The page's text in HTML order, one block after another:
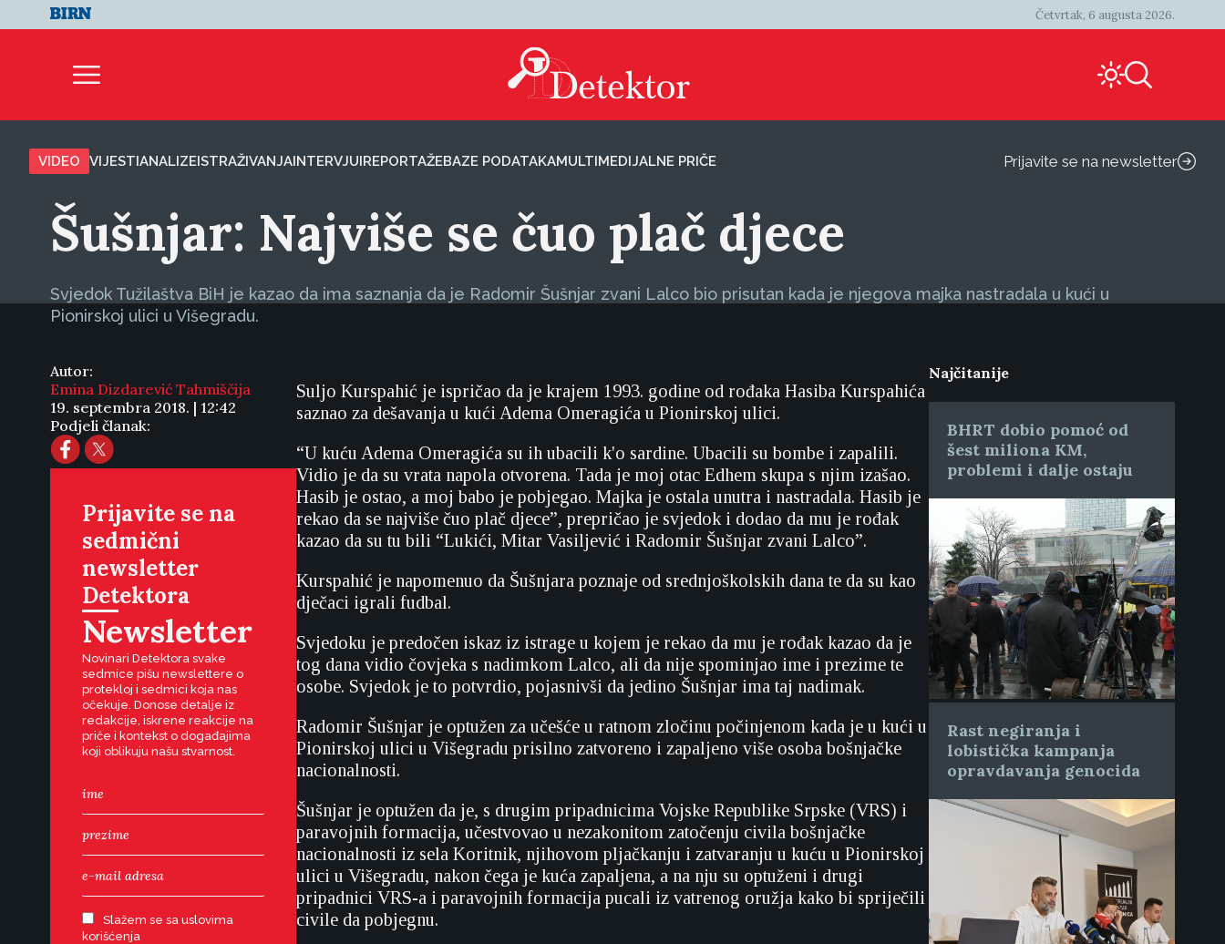
Četvrtak, 6 augusta 2026.
VIDEO VIJESTIANALIZEISTRAŽIVANJAINTERVJUIREPORTAŽEBAZE PODATAKAMULTIMEDIJALNE PRIČE Prijavite se na newsletter
Šušnjar: Najviše se čuo plač djece
Svjedok Tužilaštva BiH je kazao da ima saznanja da je Radomir Šušnjar zvani Lalco bio prisutan kada je njegova majka nastradala u kući u
Pionirskoj ulici u Višegradu.
Autor:
Emina Dizdarević Tahmiščija
19. septembra 2018. | 12:42
Podjeli članak:
Prijavite se na
sedmični
newsletter
Detektora
Newsletter
Novinari Detektora svake
sedmice pišu newslettere o
protekloj i sedmici koja nas
očekuje. Donose detalje iz
redakcije, iskrene reakcije na
priče i kontekst o događajima
koji oblikuju našu stvarnost.
Slažem se sa uslovima
korišćenja
Suljo Kurspahić je ispričao da je krajem 1993. godine od rođaka Hasiba Kurspahića
saznao za dešavanja u kući Adema Omeragića u Pionirskoj ulici.
“U kuću Adema Omeragića su ih ubacili k'o sardine. Ubacili su bombe i zapalili.
Vidio je da su vrata napola otvorena. Tada je moj otac Edhem skupa s njim izašao.
Hasib je ostao, a moj babo je pobjegao. Majka je ostala unutra i nastradala. Hasib je
rekao da se najviše čuo plač djece”, prepričao je svjedok i dodao da mu je rođak
kazao da su tu bili “Lukići, Mitar Vasiljević i Radomir Šušnjar zvani Lalco”.
Kurspahić je napomenuo da Šušnjara poznaje od srednjoškolskih dana te da su kao
dječaci igrali fudbal.
Svjedoku je predočen iskaz iz istrage u kojem je rekao da mu je rođak kazao da je
tog dana vidio čovjeka s nadimkom Lalco, ali da nije spominjao ime i prezime te
osobe. Svjedok je to potvrdio, pojasnivši da jedino Šušnjar ima taj nadimak.
Radomir Šušnjar je optužen za učešće u ratnom zločinu počinjenom kada je u kući u
Pionirskoj ulici u Višegradu prisilno zatvoreno i zapaljeno više osoba bošnjačke
nacionalnosti.
Šušnjar je optužen da je, s drugim pripadnicima Vojske Republike Srpske (VRS) i
paravojnih formacija, učestvovao u nezakonitom zatočenju civila bošnjačke
nacionalnosti iz sela Koritnik, njihovom pljačkanju i zatvaranju u kuću u Pionirskoj
ulici u Višegradu, nakon čega je kuća zapaljena, a na nju su optuženi i drugi
pripadnici VRS-a i paravojnih formacija pucali iz vatrenog oružja kako bi spriječili
civile da pobjegnu.
Najčitanije
BHRT dobio pomoć od
šest miliona KM,
problemi i dalje ostaju
Rast negiranja i
lobistička kampanja
opravdavanja genocida